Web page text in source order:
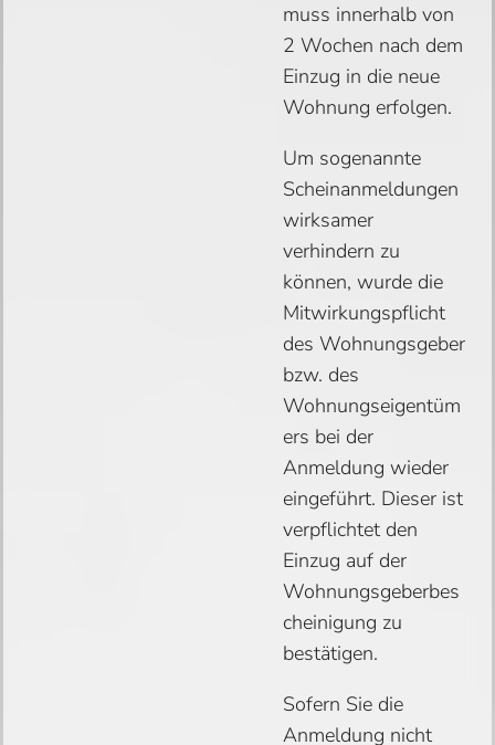
muss innerhalb von
2 Wochen nach dem
Einzug in die neue
Wohnung erfolgen.
Um sogenannte
Scheinanmeldungen
wirksamer
verhindern zu
können, wurde die
Mitwirkungspflicht
des Wohnungsgeber
bzw. des
Wohnungseigentüm
ers bei der
Anmeldung wieder
eingeführt. Dieser ist
verpflichtet den
Einzug auf der
Wohnungsgeberbes
cheinigung zu
bestätigen.
Sofern Sie die
Anmeldung nicht